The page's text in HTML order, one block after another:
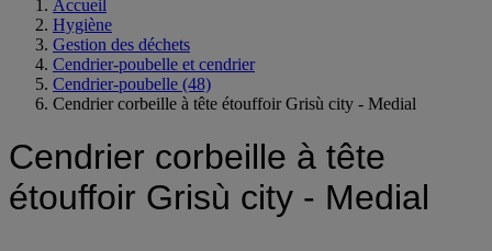
Accueil
Hygiène
Gestion des déchets
Cendrier-poubelle et cendrier
Cendrier-poubelle (48)
Cendrier corbeille à tête
étouffoir Grisù city - Medial